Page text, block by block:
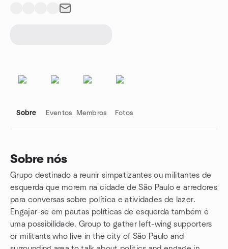
Sobre Eventos Membros Fotos
Sobre nós
Grupo destinado a reunir simpatizantes ou militantes de
esquerda que morem na cidade de São Paulo e arredores
para conversas sobre política e atividades de lazer.
Engajar-se em pautas políticas de esquerda também é
uma possibilidade. Group to gather left-wing supporters
or militants who live in the city of São Paulo and
Links do grupo